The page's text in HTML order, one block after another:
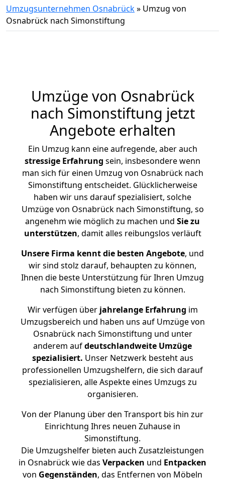
Umzugsunternehmen Osnabrück» Umzug von
Osnabrück nach Simonstiftung
Umzüge von Osnabrück
nach Simonstiftung jetzt
Angebote erhalten
Ein Umzug kann eine aufregende, aber auch
stressige Erfahrung sein, insbesondere wenn
man sich für einen Umzug von Osnabrück nach
Simonstiftung entscheidet. Glücklicherweise
haben wir uns darauf spezialisiert, solche
Umzüge von Osnabrück nach Simonstiftung, so
angenehm wie möglich zu machen und Sie zu
unterstützen, damit alles reibungslos verläuft
Unsere Firma kennt die besten Angebote, und
wir sind stolz darauf, behaupten zu können,
Ihnen die beste Unterstützung für Ihren Umzug
nach Simonstiftung bieten zu können.
Wir verfügen überjahrelange Erfahrung im
Umzugsbereich und haben uns auf Umzüge von
Osnabrück nach Simonstiftung und unter
anderem aufdeutschlandweite Umzüge
spezialisiert. Unser Netzwerk besteht aus
professionellen Umzugshelfern, die sich darauf
spezialisieren, alle Aspekte eines Umzugs zu
organisieren.
Von der Planung über den Transport bis hin zur
Einrichtung Ihres neuen Zuhause in
Simonstiftung.
Die Umzugshelfer bieten auch Zusatzleistungen
in Osnabrück wie das Verpacken und Entpacken
von Gegenständen, das Entfernen von Möbeln